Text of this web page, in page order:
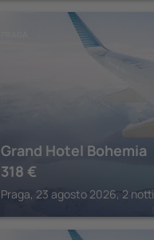
Grand Hotel Bohemia
318 €
Praga, 23 agosto 2026, 2 notti